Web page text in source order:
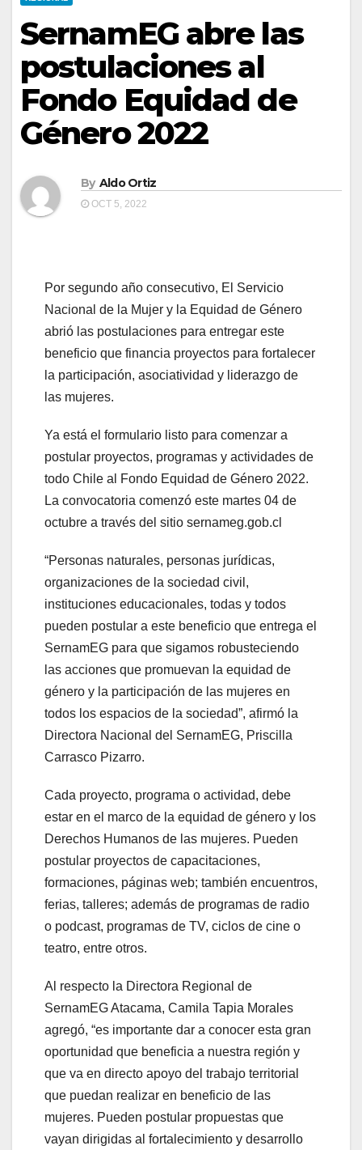
SernamEG abre las
postulaciones al
Fondo Equidad de
Género 2022
By Aldo Ortiz
OCT 5, 2022
Por segundo año consecutivo, El Servicio
Nacional de la Mujer y la Equidad de Género
abrió las postulaciones para entregar este
beneficio que financia proyectos para fortalecer
la participación, asociatividad y liderazgo de
las mujeres.
Ya está el formulario listo para comenzar a
postular proyectos, programas y actividades de
todo Chile al Fondo Equidad de Género 2022.
La convocatoria comenzó este martes 04 de
octubre a través del sitio sernameg.gob.cl
“Personas naturales, personas jurídicas,
organizaciones de la sociedad civil,
instituciones educacionales, todas y todos
pueden postular a este beneficio que entrega el
SernamEG para que sigamos robusteciendo
las acciones que promuevan la equidad de
género y la participación de las mujeres en
todos los espacios de la sociedad”, afirmó la
Directora Nacional del SernamEG, Priscilla
Carrasco Pizarro.
Cada proyecto, programa o actividad, debe
estar en el marco de la equidad de género y los
Derechos Humanos de las mujeres. Pueden
postular proyectos de capacitaciones,
formaciones, páginas web; también encuentros,
ferias, talleres; además de programas de radio
o podcast, programas de TV, ciclos de cine o
teatro, entre otros.
Al respecto la Directora Regional de
SernamEG Atacama, Camila Tapia Morales
agregó, “es importante dar a conocer esta gran
oportunidad que beneficia a nuestra región y
que va en directo apoyo del trabajo territorial
que puedan realizar en beneficio de las
mujeres. Pueden postular propuestas que
vayan dirigidas al fortalecimiento y desarrollo